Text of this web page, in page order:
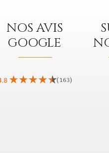
NOS AVIS
GOOGLE